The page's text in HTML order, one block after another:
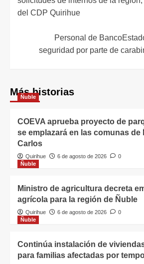
del CDP Quirihue
Personal de
seguridad por parte de
Más historias
Ñuble
COEVA aprueba proyecto de
se emplazará en las comunas de
Carlos
Quirihue 6 de agosto de 2026
0
Ñuble
Ministro de agricultura decreta
agrícola para la región de Ñuble
Quirihue 6 de agosto de 2026
0
Ñuble
Continúa instalación de
para familias afectadas por